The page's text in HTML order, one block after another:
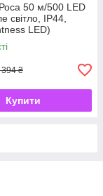
50 м/500 LED
світло, IP44,
LED)
394 ₴
Купити